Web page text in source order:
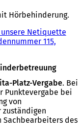
Hörbehinderung.
unsere Netiquette
115,
Platz-Vergabe. Bei
Punktevergabe bei
von
Sachbearbeiters des